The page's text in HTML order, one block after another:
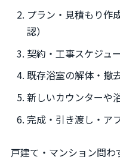
プラン・見積もり作
認）
契約・工事スケジュ
既存浴室の解体・撤
新しいカウンターや
完成・引き渡し・ア
戸建て・マンション問